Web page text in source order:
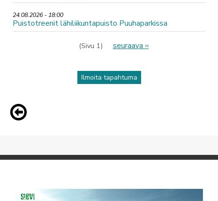
24.08.2026 - 18:00
Puistotreenit lähiliikuntapuisto Puuhaparkissa
(Sivu 1)
Seuraava
seuraava ››
Ilmoita tapahtuma